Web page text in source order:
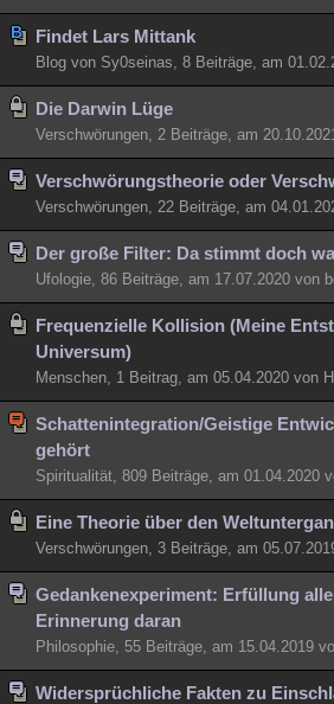
Findet Lars Mittank
Blog von Sy0seinas, 8 Beiträge, am
Die Darwin Lüge
Verschwörungen, 2 Beiträge, am
Verschwörungstheorie oder
Verschwörungen, 22 Beiträge, am
Der große Filter: Da stimmt doch
Ufologie, 86 Beiträge, am 17.07.2020 von
Frequenzielle Kollision (Meine
Universum)
Menschen, 1 Beitrag, am 05.04.2020 von
Schattenintegration/Geistige
gehört
Spiritualität, 809 Beiträge, am 01.04.2020
Eine Theorie über den
Verschwörungen, 3 Beiträge, am
Gedankenexperiment: Erfüllung
Erinnerung daran
Philosophie, 55 Beiträge, am 15.04.2019
Widersprüchliche Fakten zu